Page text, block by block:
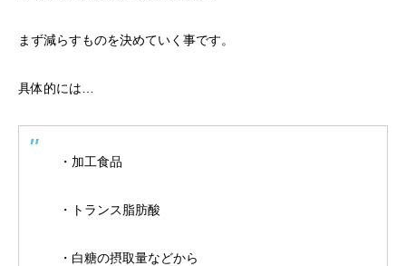
まず減らすものを決めていく事です。
具体的には…
・加工食品
・トランス脂肪酸
・白糖の摂取量などから